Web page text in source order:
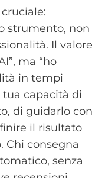
strumento, non
Il valore
ma “ho
in tempi
tua capacità di
di guidarlo con
il risultato
Chi consegna
senza